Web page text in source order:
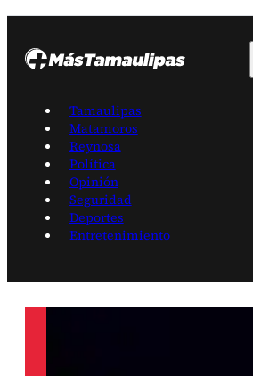
Tamaulipas
Matamoros
Reynosa
Política
Opinión
Seguridad
Deportes
Entretenimiento